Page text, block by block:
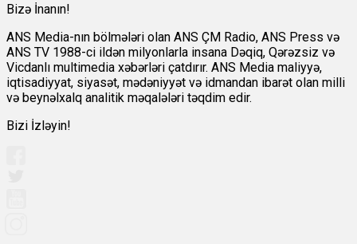
Bizə İnanın!
ANS Media-nın bölmələri olan ANS ÇM Radio, ANS Press və
ANS TV 1988-ci ildən milyonlarla insana Dəqiq, Qərəzsiz və
Vicdanlı multimedia xəbərləri çatdırır. ANS Media maliyyə,
iqtisadiyyat, siyasət, mədəniyyət və idmandan ibarət olan milli
və beynəlxalq analitik məqalələri təqdim edir.
Bizi İzləyin!